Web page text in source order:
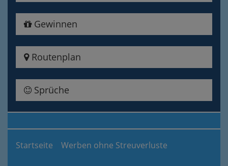
Gewinnen
Routenplan
Sprüche
Startseite Werben ohne Streuverluste